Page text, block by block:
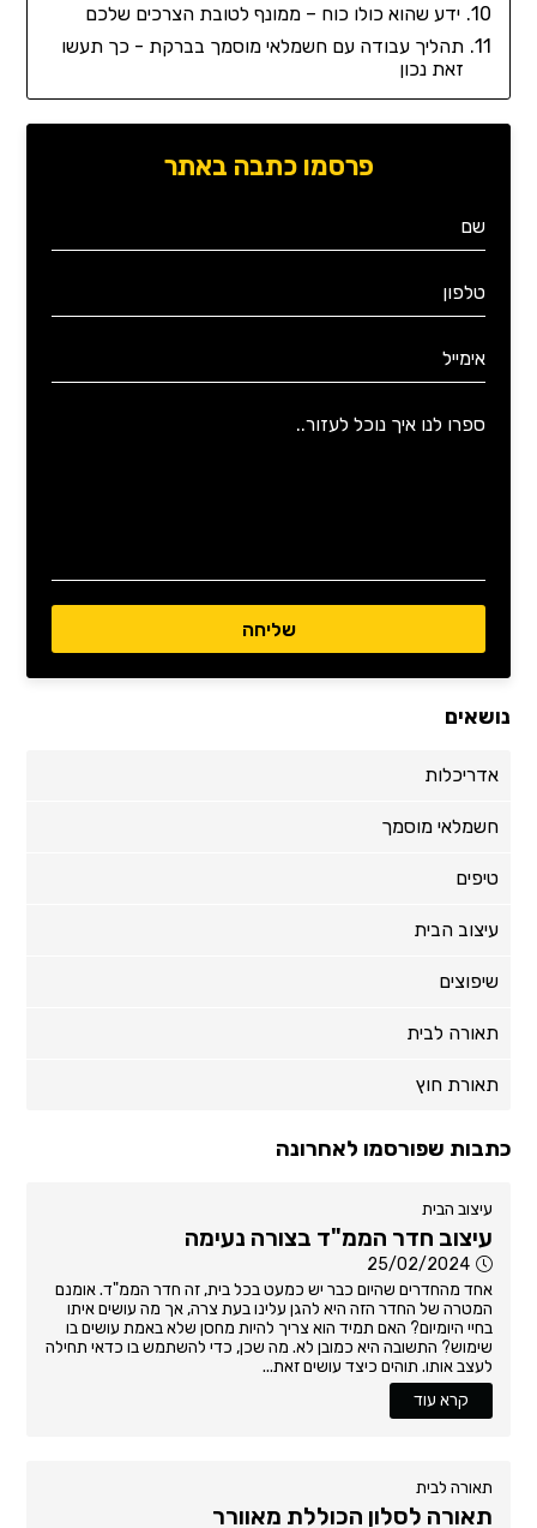
ידע שהוא כולו כוח – ממונף לטובת הצרכים שלכם
תהליך עבודה עם חשמלאי מוסמך בברקת - כך תעשו
זאת נכון
פרסמו כתבה באתר
נושאים
אדריכלות
חשמלאי מוסמך
טיפים
עיצוב הבית
שיפוצים
תאורה לבית
תאורת חוץ
כתבות שפורסמו לאחרונה
עיצוב הבית
עיצוב חדר הממ"ד בצורה נעימה
25/02/2024
אחד מהחדרים שהיום כבר יש כמעט בכל בית, זה חדר הממ"ד. אומנם
המטרה של החדר הזה היא להגן עלינו בעת צרה, אך מה עושים איתו
בחיי היומיום? האם תמיד הוא צריך להיות מחסן שלא באמת עושים בו
שימוש? התשובה היא כמובן לא. מה שכן, כדי להשתמש בו כדאי תחילה
לעצב אותו. תוהים כיצד עושים זאת...
קרא עוד
תאורה לבית
תאורה לסלון הכוללת מאוורר